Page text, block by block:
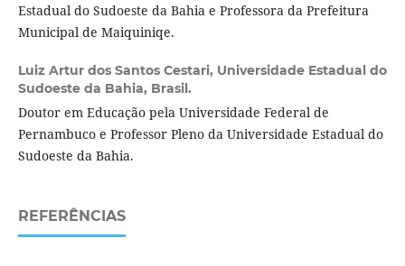
Estadual do Sudoeste da Bahia e Professora da Prefeitura
Municipal de Maiquiniqe.
Luiz Artur dos Santos Cestari, Universidade Estadual do
Sudoeste da Bahia, Brasil.
Doutor em Educação pela Universidade Federal de
Pernambuco e Professor Pleno da Universidade Estadual do
Sudoeste da Bahia.
REFERÊNCIAS